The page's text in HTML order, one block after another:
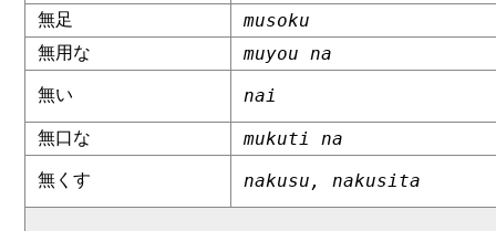
無足 musoku
無用な muyou na
無い nai
無口な mukuti na
無くす nakusu, nakusita